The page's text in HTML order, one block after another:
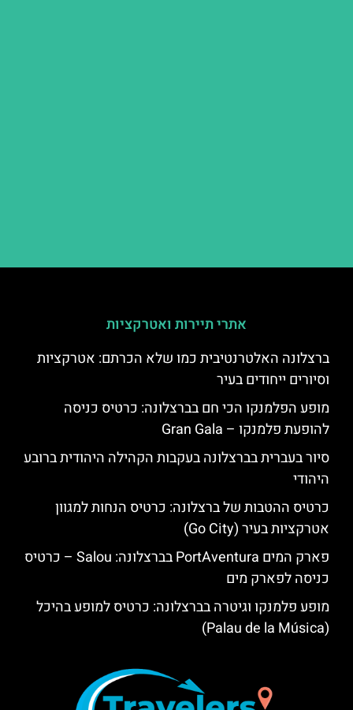
אתרי תיירות ואטרקציות
ברצלונה האלטרנטיבית כמו שלא הכרתם: אטרקציות
וסיורים ייחודים בעיר
מופע הפלמנקו הכי חם בברצלונה: כרטיס כניסה
להופעת פלמנקו – Gran Gala
סיור בעברית בברצלונה בעקבות הקהילה היהודית ברובע
היהודי
כרטיס ההטבות של ברצלונה: כרטיס הנחות למגוון
אטרקציות בעיר (Go City)
פארק המים PortAventura בברצלונה: Salou – כרטיס
כניסה לפארק מים
מופע פלמנקו וגיטרה בברצלונה: כרטיס למופע בהיכל
(Palau de la Música)